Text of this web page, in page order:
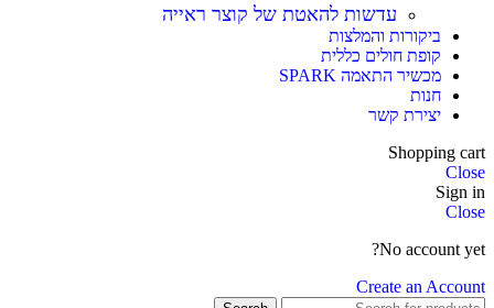
עדשות להאטת של קוצר ראייה
ביקורות והמלצות
קופת חולים כללית
מכשיר התאמה SPARK
חנות
יצירת קשר
Shopping cart
Close
Sign in
Close
No account yet?
Create an Account